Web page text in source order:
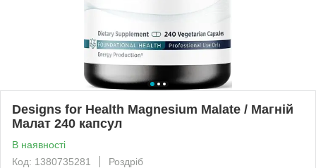
Designs for Health Magnesium Malate / Магній
Малат 240 капсул
В наявності
Код: 1380735281
Роздріб